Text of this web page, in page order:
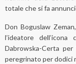
totale che si fa
Don Boguslaw
l’ideatore
Dabrowska-Certa
peregrinato per dodici